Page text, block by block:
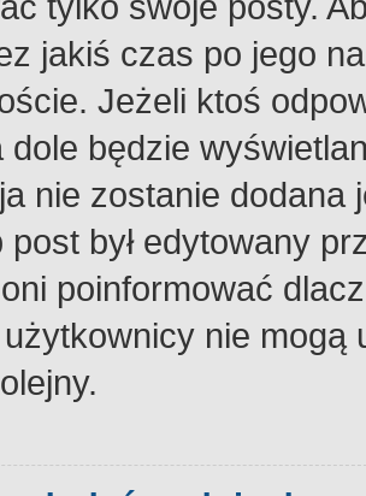
jakiś czas po jego
Jeżeli ktoś
dole będzie
nie zostanie dodana
post był edytowany
poinformować
nie